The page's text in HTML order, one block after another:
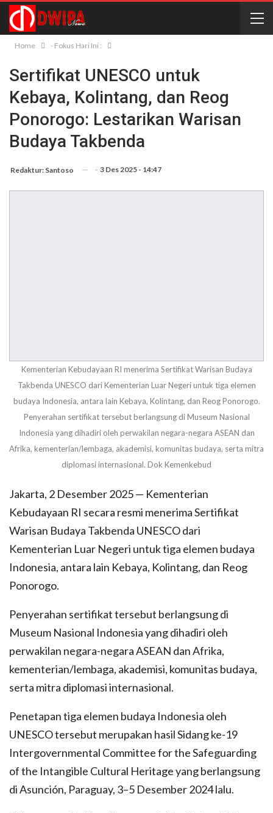
Home - Fokus Hari Ini :
Sertifikat UNESCO untuk
Kebaya, Kolintang, dan Reog
Ponorogo: Lestarikan Warisan
Budaya Takbenda
Redaktur: Santoso - 3 Des 2025 - 14:47
Kementerian Kebudayaan RI menerima Sertifikat Warisan Budaya
Takbenda UNESCO dari Kementerian Luar Negeri untuk tiga elemen
budaya Indonesia, antara lain Kebaya, Kolintang, dan Reog Ponorogo.
Penyerahan sertifikat tersebut berlangsung di Museum Nasional
Indonesia yang dihadiri oleh perwakilan negara-negara ASEAN dan
Afrika, kementerian/lembaga, akademisi, komunitas budaya, serta mitra
diplomasi internasional. Dok Kemenkebud
Jakarta, 2 Desember 2025 — Kementerian
Kebudayaan RI secara resmi menerima Sertifikat
Warisan Budaya Takbenda UNESCO dari
Kementerian Luar Negeri untuk tiga elemen budaya
Indonesia, antara lain Kebaya, Kolintang, dan Reog
Ponorogo.
Penyerahan sertifikat tersebut berlangsung di
Museum Nasional Indonesia yang dihadiri oleh
perwakilan negara-negara ASEAN dan Afrika,
kementerian/lembaga, akademisi, komunitas budaya,
serta mitra diplomasi internasional.
Penetapan tiga elemen budaya Indonesia oleh
UNESCO tersebut merupakan hasil Sidang ke-19
Intergovernmental Committee for the Safeguarding
of the Intangible Cultural Heritage yang berlangsung
di Asunción, Paraguay, 3–5 Desember 2024 lalu.